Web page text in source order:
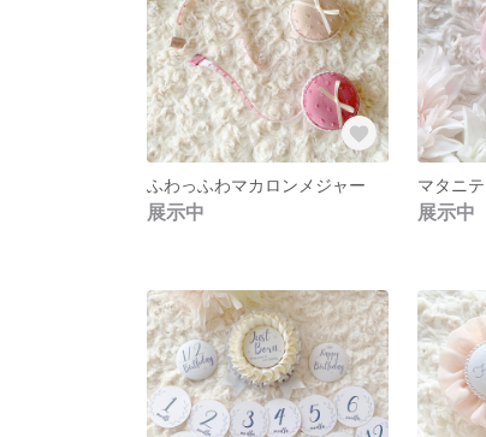
ふわっふわマカロンメジャー
展示中
マタニ
展示中